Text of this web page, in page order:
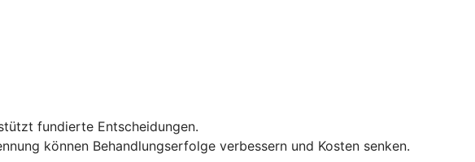
fundierte Entscheidungen.
können Behandlungserfolge verbessern und Kosten senken.